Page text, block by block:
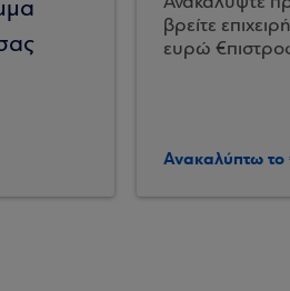
βρείτε
ευρώ
Ανακαλύπτω το